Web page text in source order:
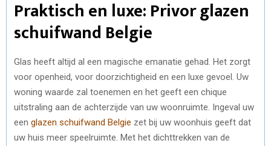
Praktisch en luxe: Privor glazen
schuifwand Belgie
Glas heeft altijd al een magische emanatie gehad. Het zorgt
voor openheid, voor doorzichtigheid en een luxe gevoel. Uw
woning waarde zal toenemen en het geeft een chique
uitstraling aan de achterzijde van uw woonruimte. Ingeval uw
een glazen schuifwand Belgie zet bij uw woonhuis geeft dat
uw huis meer speelruimte. Met het dichttrekken van de